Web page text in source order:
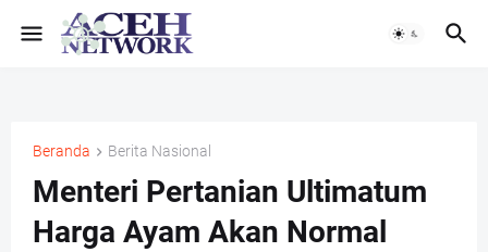
Beranda Berita Nasional
Menteri Pertanian Ultimatum
Harga Ayam Akan Normal